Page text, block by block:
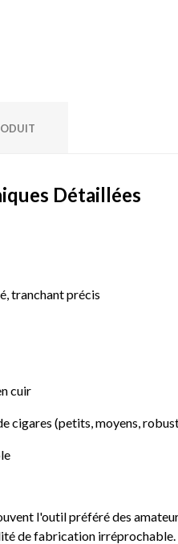
Détaillées
tranchant précis
cuir
cigares (petits, moyens,
l'outil préféré des
de fabrication irréprochable.